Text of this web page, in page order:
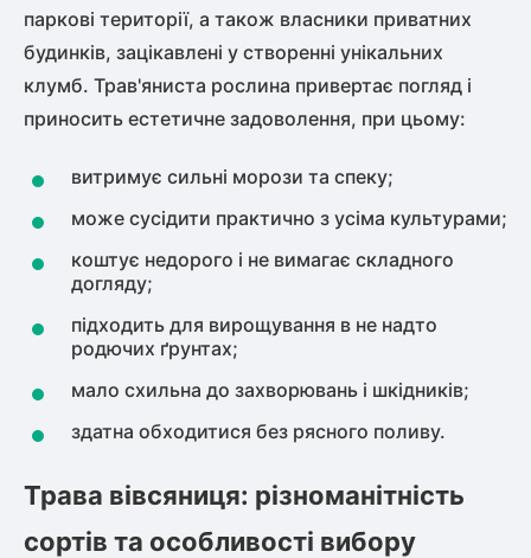
паркові території, а також власники приватних
будинків, зацікавлені у створенні унікальних
клумб. Трав'яниста рослина привертає погляд і
приносить естетичне задоволення, при цьому:
витримує сильні морози та спеку;
може сусідити практично з усіма культурами;
коштує недорого і не вимагає складного
догляду;
підходить для вирощування в не надто
родючих ґрунтах;
мало схильна до захворювань і шкідників;
здатна обходитися без рясного поливу.
Трава вівсяниця: різноманітність
сортів та особливості вибору